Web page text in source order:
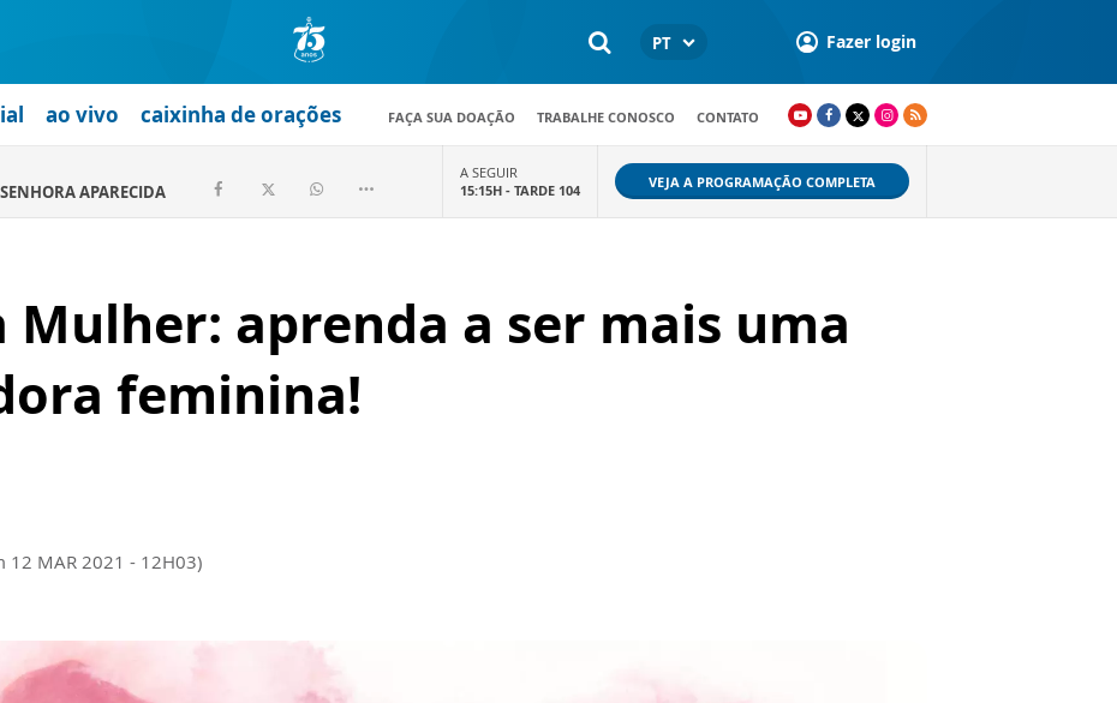
PT Fazer login
ao vivo caixinha de orações FAÇA SUA DOAÇÃO TRABALHE CONOSCO CONTATO
APARECIDA
A SEGUIR
15:15H - TARDE 104 VEJA A PROGRAMAÇÃO COMPLETA
Mulher: aprenda a ser mais uma
feminina!
12 MAR 2021 - 12H03)